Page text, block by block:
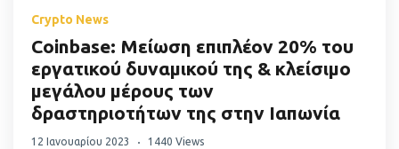
Crypto News
Coinbase: Μείωση επιπλέον 20% του
εργατικού δυναμικού της & κλείσιμο
μεγάλου μέρους των
δραστηριοτήτων της στην Ιαπωνία
12 Ιανουαρίου 2023 1440 Views